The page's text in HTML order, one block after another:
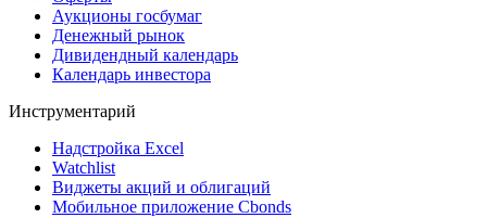
Аукционы госбумаг
Денежный рынок
Дивидендный календарь
Календарь инвестора
Инструментарий
Надстройка Excel
Watchlist
Виджеты акций и облигаций
Мобильное приложение Cbonds